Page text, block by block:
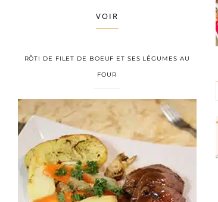
VOIR
RÔTI DE FILET DE BOEUF ET SES LÉGUMES AU
FOUR